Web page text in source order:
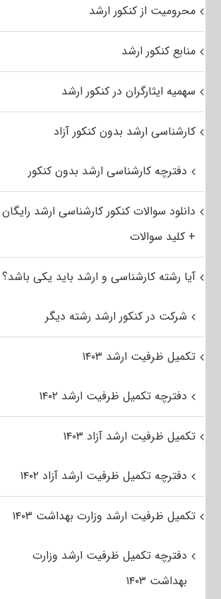
محرومیت از کنکور ارشد
منابع کنکور ارشد
سهمیه ایثارگران در کنکور ارشد
کارشناسی ارشد بدون کنکور آزاد
دفترچه کارشناسی ارشد بدون کنکور
دانلود سوالات کنکور کارشناسی ارشد رایگان
+ کلید سوالات
آیا رشته کارشناسی و ارشد باید یکی باشد؟
شرکت در کنکور ارشد رشته دیگر
تکمیل ظرفیت ارشد ۱۴۰۳
دفترچه تکمیل ظرفیت ارشد ۱۴۰۲
تکمیل ظرفیت ارشد آزاد ۱۴۰۳
دفترچه تکمیل ظرفیت ارشد آزاد ۱۴۰۲
تکمیل ظرفیت ارشد وزارت بهداشت ۱۴۰۳
دفترچه تکمیل ظرفیت ارشد وزارت
بهداشت ۱۴۰۳